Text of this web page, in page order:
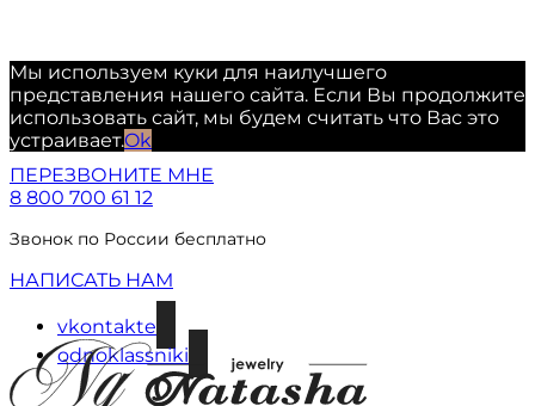
Мы используем куки для наилучшего
представления нашего сайта. Если Вы продолжите
использовать сайт, мы будем считать что Вас это
устраивает.Ok
ПЕРЕЗВОНИТЕ МНЕ
8 800 700 61 12
Звонок по России бесплатно
НАПИСАТЬ НАМ
vkontakte
odnoklassniki